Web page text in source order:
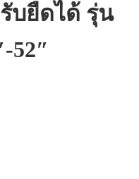
บยืดได้ รุ่น
52″